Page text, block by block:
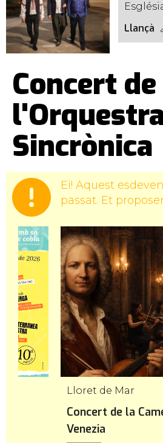
Llançà
Concert de
Sincrònica
Ei! Aquest
passat. Et
Lloret de Mar
Concert de la
Venezia